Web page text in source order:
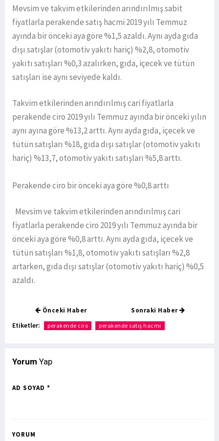
Mevsim ve takvim etkilerinden arındırılmış sabit
fiyatlarla perakende satış hacmi 2019 yılı Temmuz
ayında bir önceki aya göre %1,5 azaldı. Aynı ayda gıda
dışı satışlar (otomotiv yakıtı hariç) %2,8, otomotiv
yakıtı satışları %0,3 azalırken, gıda, içecek ve tütün
satışları ise aynı seviyede kaldı.
Takvim etkilerinden arındırılmış cari fiyatlarla
perakende ciro 2019 yılı Temmuz ayında bir önceki yılın
aynı ayına göre %13,2 arttı. Aynı ayda gıda, içecek ve
tütün satışları %18, gıda dışı satışlar (otomotiv yakıtı
hariç) %13,7, otomotiv yakıtı satışları %5,8 arttı.
Perakende ciro bir önceki aya göre %0,8 arttı
Mevsim ve takvim etkilerinden arındırılmış cari
fiyatlarla perakende ciro 2019 yılı Temmuz ayında bir
önceki aya göre %0,8 arttı. Aynı ayda gıda, içecek ve
tütün satışları %1,8, otomotiv yakıtı satışları %2,8
artarken, gıda dışı satışlar (otomotiv yakıtı hariç) %0,5
azaldı.
Önceki Haber Sonraki Haber
Etiketler: perakende ciro perakende satış hacmi
Yorum Yap
AD SOYAD *
YORUM